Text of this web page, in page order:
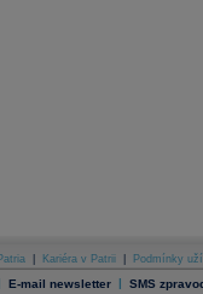
Kariéra v Patrii Podmínky
E-mail newsletter | SMS